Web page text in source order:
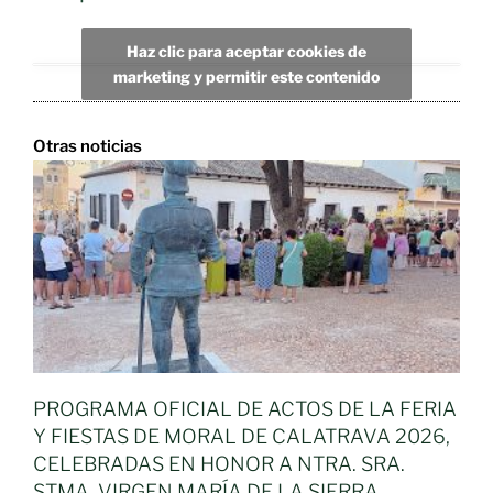
Haz clic para aceptar cookies de
marketing y permitir este contenido
Otras noticias
PROGRAMA OFICIAL DE ACTOS DE LA FERIA
Y FIESTAS DE MORAL DE CALATRAVA 2026,
CELEBRADAS EN HONOR A NTRA. SRA.